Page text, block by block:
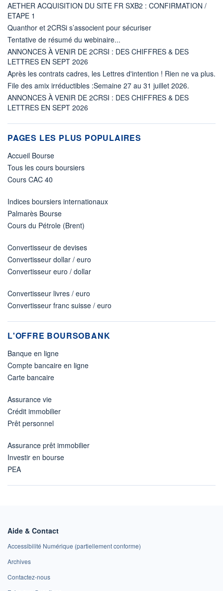
AETHER ACQUISITION DU SITE FR SXB2 : CONFIRMATION /
ETAPE 1
Quanthor et 2CRSi s’associent pour sécuriser
Tentative de résumé du webinaire...
ANNONCES À VENIR DE 2CRSI : DES CHIFFRES & DES
LETTRES EN SEPT 2026
Après les contrats cadres, les Lettres d'intention ! Rien ne va plus.
File des amix irréductibles :Semaine 27 au 31 juillet 2026.
ANNONCES À VENIR DE 2CRSI : DES CHIFFRES & DES
LETTRES EN SEPT 2026
PAGES LES PLUS POPULAIRES
Accueil Bourse
Tous les cours boursiers
Cours CAC 40
Indices boursiers internationaux
Palmarès Bourse
Cours du Pétrole (Brent)
Convertisseur de devises
Convertisseur dollar / euro
Convertisseur euro / dollar
Convertisseur livres / euro
Convertisseur franc suisse / euro
L'OFFRE BOURSOBANK
Banque en ligne
Compte bancaire en ligne
Carte bancaire
Assurance vie
Crédit immobilier
Prêt personnel
Assurance prêt immobilier
Investir en bourse
PEA
Aide & Contact
Accessibilité Numérique (partiellement conforme)
Archives
Contactez-nous